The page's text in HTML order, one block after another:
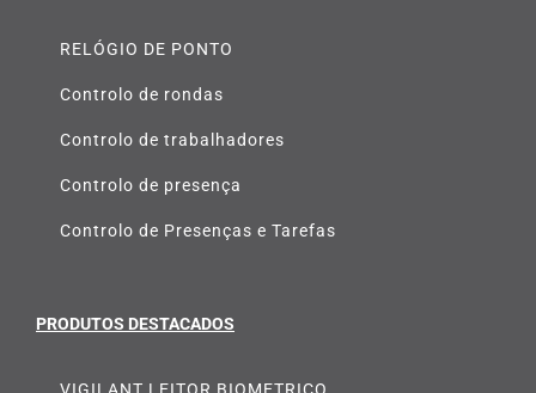
RELÓGIO DE PONTO
Controlo de rondas
Controlo de trabalhadores
Controlo de presença
Controlo de Presenças e Tarefas
PRODUTOS DESTACADOS
VIGILANT LEITOR BIOMETRICO